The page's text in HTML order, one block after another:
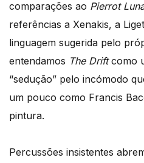
comparações ao Pierrot
referências a Xenakis, a
linguagem sugerida pelo
entendamos The Driftcomo
“sedução” pelo incómodo
um pouco como Francis
pintura.
Percussões insistentes